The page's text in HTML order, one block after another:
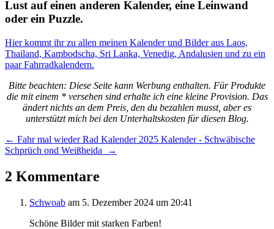
Lust auf einen anderen Kalender, eine Leinwand
oder ein Puzzle.
Hier kommt ihr zu allen meinen Kalender und Bilder aus Laos,
Thailand, Kambodscha, Sri Lanka, Venedig, Andalusien und zu ein
paar Fahrradkalendern.
Bitte beachten: Diese Seite kann Werbung enthalten. Für Produkte
die mit einem * versehen sind erhalte ich eine kleine Provision. Das
ändert nichts an dem Preis, den du bezahlen musst, aber es
unterstützt mich bei den Unterhaltskosten für diesen Blog.
← Fahr mal wieder Rad Kalender 2025 Kalender - Schwäbische
Schprüch ond Weißheida
→
2 Kommentare
Schwoab am 5. Dezember 2024 um 20:41
Schöne Bilder mit starken Farben!